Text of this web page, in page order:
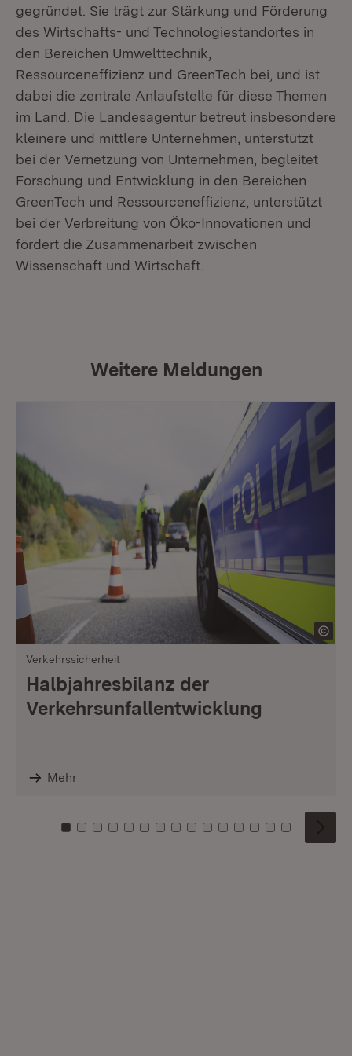
gegründet. Sie trägt zur Stärkung und Förderung
des Wirtschafts- und Technologiestandortes in
den Bereichen Umwelttechnik,
Ressourceneffizienz und GreenTech bei, und ist
dabei die zentrale Anlaufstelle für diese Themen
im Land. Die Landesagentur betreut insbesondere
kleinere und mittlere Unternehmen, unterstützt
bei der Vernetzung von Unternehmen, begleitet
Forschung und Entwicklung in den Bereichen
GreenTech und Ressourceneffizienz, unterstützt
bei der Verbreitung von Öko-Innovationen und
fördert die Zusammenarbeit zwischen
Wissenschaft und Wirtschaft.
Weitere Meldungen
Verkehrssicherheit
Halbjahresbilanz der
Verkehrsunfallentwicklung
Mehr
Zu Kachel: 0
Zu Kachel: 1
Zu Kachel: 2
Zu Kachel: 3
Zu Kachel: 4
Zu Kachel: 5
Zu Kachel: 6
Zu Kachel: 7
Zu Kachel: 8
Zu Kachel: 9
Zu Kachel: 10
Zu Kachel: 11
Zu Kachel: 12
Zu Kachel:
Zu